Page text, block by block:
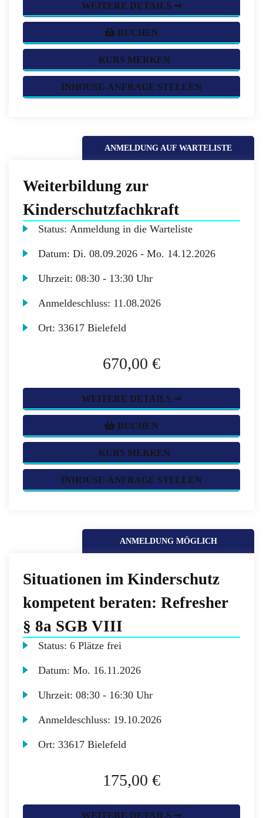
WEITERE DETAILS ➞
BUCHEN
KURS MERKEN
INHOUSE-ANFRAGE STELLEN
ANMELDUNG AUF WARTELISTE
Weiterbildung zur
Kinderschutzfachkraft
Status:Anmeldung in die Warteliste
Datum:Di. 08.09.2026 -Mo. 14.12.2026
Uhrzeit:08:30 - 13:30 Uhr
Anmeldeschluss: 11.08.2026
Ort:33617 Bielefeld
670,00 €
WEITERE DETAILS ➞
BUCHEN
KURS MERKEN
INHOUSE-ANFRAGE STELLEN
ANMELDUNG MÖGLICH
Situationen im Kinderschutz
kompetent beraten: Refresher
§ 8a SGB VIII
Status:6 Plätze frei
Datum:Mo. 16.11.2026
Uhrzeit:08:30 - 16:30 Uhr
Anmeldeschluss: 19.10.2026
Ort:33617 Bielefeld
175,00 €
WEITERE DETAILS ➞